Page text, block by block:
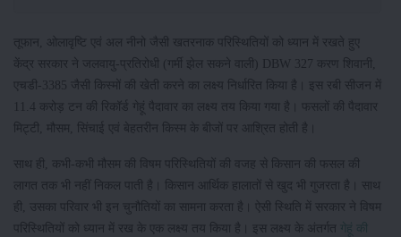
तूफान, ओलावृष्टि एवं अल नीनो जैसी खतरनाक परिस्थितियों को ध्यान में रखते हुए
केंद्र सरकार ने जलवायु-प्रतिरोधी (गर्मी झेल सकने वाली) DBW 327 करण शिवानी,
एचडी-3385 जैसी किस्मों की खेती करने का लक्ष्य निर्धारित किया है। इस रबी सीजन में
11.4 करोड़ टन की रिकॉर्ड गेहूं पैदावार का लक्ष्य तय किया गया है। फसलों की पैदावार
मिट्टी, मौसम, सिंचाई एवं बेहतरीन किस्म के बीजों पर आश्रित होती है।
साथ ही, कभी-कभी मौसम की विषम परिस्थितियों की वजह से किसान की फसल की
लागत तक भी नहीं निकल पाती है। किसान आर्थिक हालातों से खुद भी गुजरता है। साथ
ही, उसका परिवार भी इन चुनौतियों का सामना करता है। ऐसी स्थिति में सरकार ने विषम
परिस्थितियों को ध्यान में रख के एक लक्ष्य तय किया है। इस लक्ष्य के अंतर्गत गेहूं की